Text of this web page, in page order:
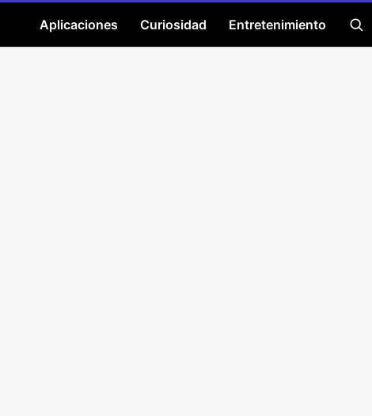
Aplicaciones Curiosidad Entretenimiento